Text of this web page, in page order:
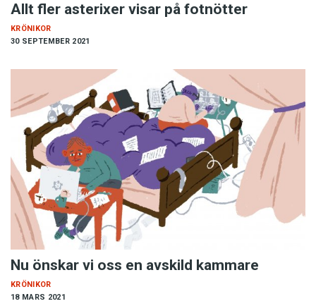
Allt fler asterixer visar på fotnötter
30 SEPTEMBER 2021
KRÖNIKOR
Nu önskar vi oss en avskild kammare
18 MARS 2021
KRÖNIKOR